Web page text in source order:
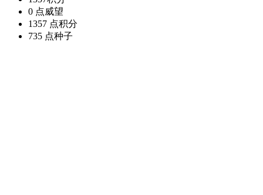
0 点威望
1357 点积分
735 点种子